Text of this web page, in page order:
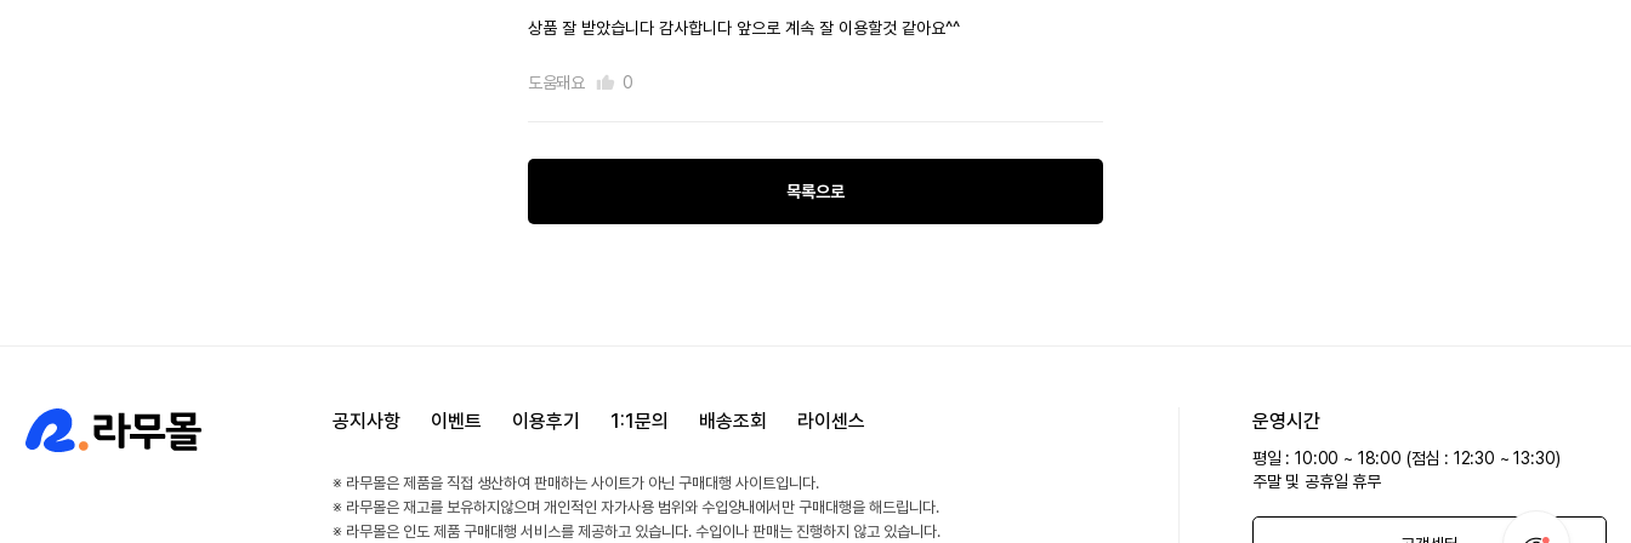
상품 잘 받았습니다 감사합니다 앞으로 계속 잘 이용할것 같아요^^
도움돼요 0
목록으로
공지사항 이벤트 이용후기 1:1문의 배송조회 라이센스
※ 라무몰은 제품을 직접 생산하여 판매하는 사이트가 아닌 구매대행 사이트입니다.
※ 라무몰은 재고를 보유하지않으며 개인적인 자가사용 범위와 수입양내에서만 구매대행을 해드립니다.
※ 라무몰은 인도 제품 구매대행 서비스를 제공하고 있습니다. 수입이나 판매는 진행하지 않고 있습니다.
운영시간
평일 : 10:00 ~ 18:00 (점심 : 12:30 ~ 13:30)
주말 및 공휴일 휴무